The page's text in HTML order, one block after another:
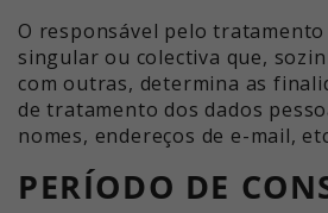
O responsável pelo tratamento
singular ou colectiva que,
com outras, determina as
de tratamento dos dados
nomes, endereços de e-mail,
PERÍODO DE